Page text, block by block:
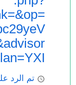
تم الرد